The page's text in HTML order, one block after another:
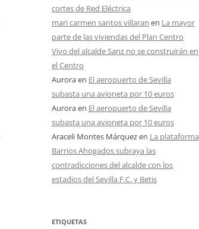
cortes de Red Eléctrica
mari carmen santos villaran en La mayor
parte de las viviendas del Plan Centro
Vivo del alcalde Sanz no se construirán en
el Centro
Auroraen El aeropuerto de Sevilla
subasta una avioneta por 10 euros
Auroraen El aeropuerto de Sevilla
subasta una avioneta por 10 euros
Araceli Montes Márquezen La plataforma
Barrios Ahogados subraya las
contradicciones del alcalde con los
estadios del Sevilla F.C. y Betis
ETIQUETAS